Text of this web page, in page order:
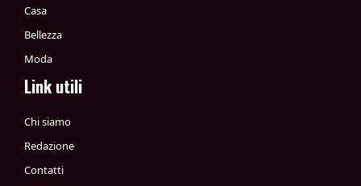
Casa
Bellezza
Moda
Link utili
Chi siamo
Redazione
Contatti